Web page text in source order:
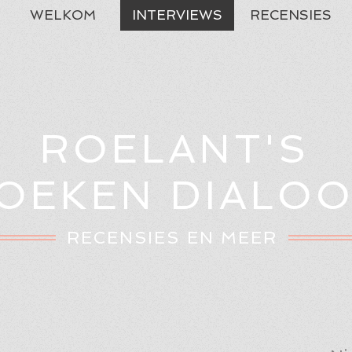
WELKOM INTERVIEWS RECENSIES
ROELANT'S
RECENSIES EN MEER